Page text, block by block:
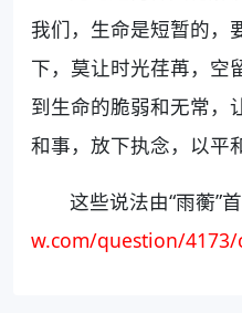
我们，生命是短暂的，
下，莫让时光荏苒，空
到生命的脆弱和无常，
和事，放下执念，以平
这些说法由“雨蘅”
w.com/question/